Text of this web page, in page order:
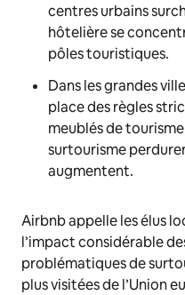
centres urbains
hôtelière se
pôles touristiques.
Dans les grandes
place des règles
meublés de
surtourisme
augmentent.
Airbnb appelle les élus
l’impact considérable
problématiques de
plus visitées de l’Union